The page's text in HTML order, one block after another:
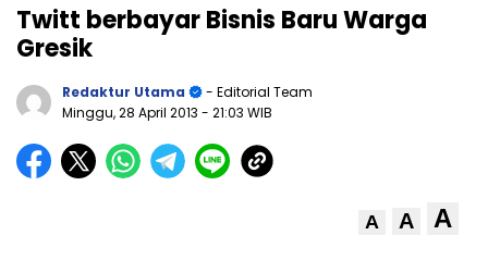
Twitt berbayar Bisnis Baru Warga
Gresik
Redaktur Utama
- Editorial Team
Minggu, 28 April 2013 - 21:03 WIB
A A A